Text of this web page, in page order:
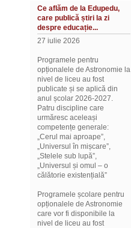
Ce aflăm de la Edupedu,
care publică știri la zi
despre educație...
27 iulie 2026
Programele pentru
opționalele de Astronomie la
nivel de liceu au fost
publicate și se aplică din
anul școlar 2026-2027.
Patru discipline care
urmăresc aceleași
competențe generale:
„Cerul mai aproape”,
„Universul în mișcare”,
„Stelele sub lupă”,
„Universul și omul – o
călătorie existențială”
Programele școlare pentru
opționalele de Astronomie
care vor fi disponibile la
nivel de liceu au fost